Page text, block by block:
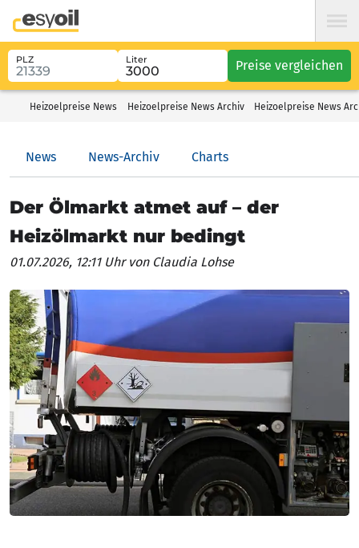
PLZ Liter Preise vergleichen
Heizoelpreise News Heizoelpreise News Archiv Heizoelpreise News
News News-Archiv Charts
Der Ölmarkt atmet auf – der
Heizölmarkt nur bedingt
01.07.2026, 12:11 Uhrvon Claudia Lohse